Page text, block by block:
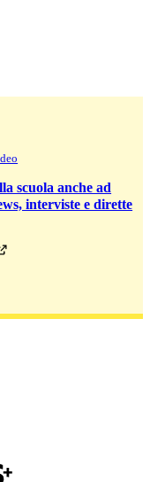
scuola anche ad
interviste e dirette